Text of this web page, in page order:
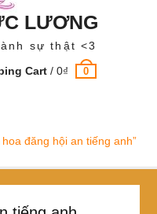
LƯƠNG
sự thật <3
Cart /0₫ 0
đăng hội an tiếng anh”